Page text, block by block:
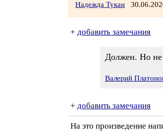
Надежда Тукан
+ добавить замечания
Должен. Но не
Валерий
+ добавить замечания
На это произведение